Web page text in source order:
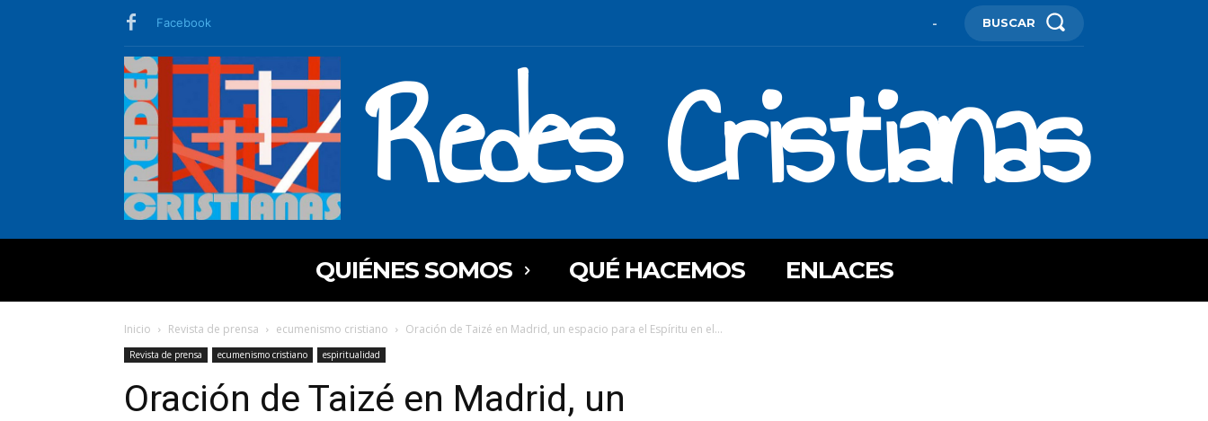
Facebook - BUSCAR
Redes Cristianas
QUIÉNES SOMOS QUÉ HACEMOS ENLACES
Inicio Revista de prensa ecumenismo cristiano Oración de Taizé en Madrid, un espacio para el Espíritu en el...
Revista de prensa ecumenismo cristiano espiritualidad
Oración de Taizé en Madrid, un